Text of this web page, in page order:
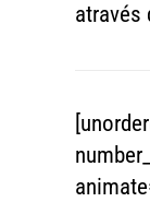
através